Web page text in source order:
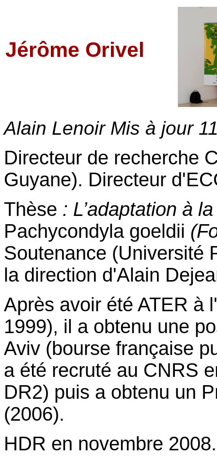
Jérôme Orivel
Alain Lenoir Mis à jour
Directeur de recherche
Guyane). Directeur
Thèse : L’adaptation à
Pachycondyla goeldii
Soutenance (Université
la direction d'Alain
Après avoir été ATER à
1999), il a obtenu une
Aviv (bourse française
a été recruté au CNRS
DR2) puis a obtenu un
(2006).
HDR en novembre